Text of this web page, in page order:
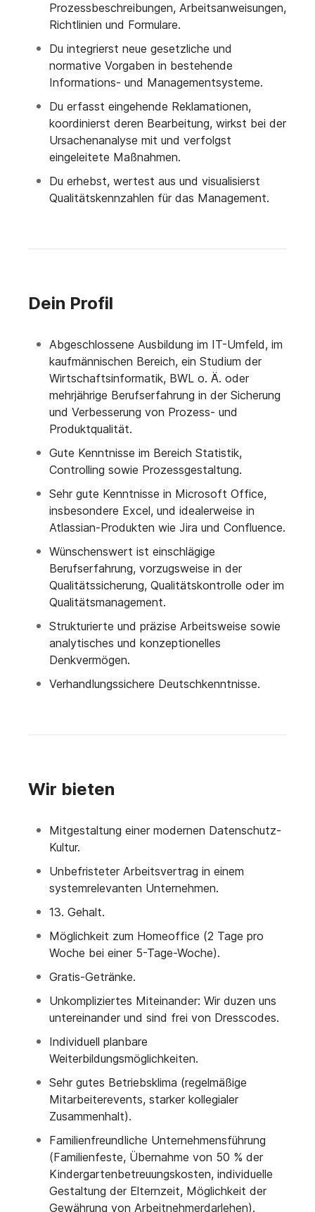
Prozessbeschreibungen, Arbeitsanweisungen,
Richtlinien und Formulare.
Du integrierst neue gesetzliche und
normative Vorgaben in bestehende
Informations- und Managementsysteme.
Du erfasst eingehende Reklamationen,
koordinierst deren Bearbeitung, wirkst bei der
Ursachenanalyse mit und verfolgst
eingeleitete Maßnahmen.
Du erhebst, wertest aus und visualisierst
Qualitätskennzahlen für das Management.
Dein Profil
Abgeschlossene Ausbildung im IT-Umfeld, im
kaufmännischen Bereich, ein Studium der
Wirtschaftsinformatik, BWL o. Ä. oder
mehrjährige Berufserfahrung in der Sicherung
und Verbesserung von Prozess- und
Produktqualität.
Gute Kenntnisse im Bereich Statistik,
Controlling sowie Prozessgestaltung.
Sehr gute Kenntnisse in Microsoft Office,
insbesondere Excel, und idealerweise in
Atlassian-Produkten wie Jira und Confluence.
Wünschenswert ist einschlägige
Berufserfahrung, vorzugsweise in der
Qualitätssicherung, Qualitätskontrolle oder im
Qualitätsmanagement.
Strukturierte und präzise Arbeitsweise sowie
analytisches und konzeptionelles
Denkvermögen.
Verhandlungssichere Deutschkenntnisse.
Wir bieten
Mitgestaltung einer modernen Datenschutz-
Kultur.
Unbefristeter Arbeitsvertrag in einem
systemrelevanten Unternehmen.
13. Gehalt.
Möglichkeit zum Homeoffice (2 Tage pro
Woche bei einer 5-Tage-Woche).
Gratis-Getränke.
Unkompliziertes Miteinander: Wir duzen uns
untereinander und sind frei von Dresscodes.
Individuell planbare
Weiterbildungsmöglichkeiten.
Sehr gutes Betriebsklima (regelmäßige
Mitarbeiterevents, starker kollegialer
Zusammenhalt).
Familienfreundliche Unternehmensführung
(Familienfeste, Übernahme von 50 % der
Kindergartenbetreuungskosten, individuelle
Gestaltung der Elternzeit, Möglichkeit der
Gewährung von Arbeitnehmerdarlehen).